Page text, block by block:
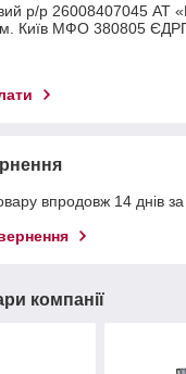
р/р 26008407045
Київ МФО 380805
впродовж 14 днів
компанії